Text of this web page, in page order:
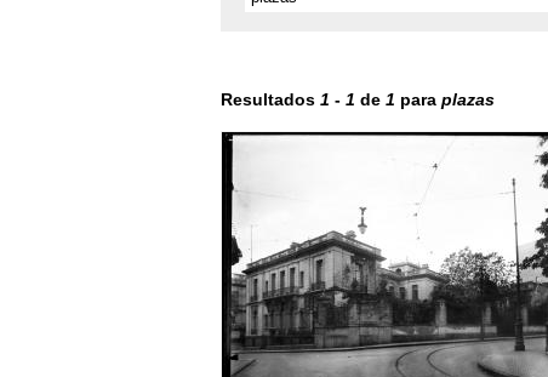
Resultados 1 - 1 de 1 para plazas